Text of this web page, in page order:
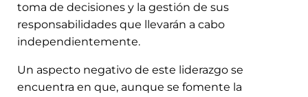
toma de decisiones y la gestión de sus
responsabilidades que llevarán a cabo
independientemente.
Un aspecto negativo de este liderazgo se
encuentra en que, aunque se fomente la